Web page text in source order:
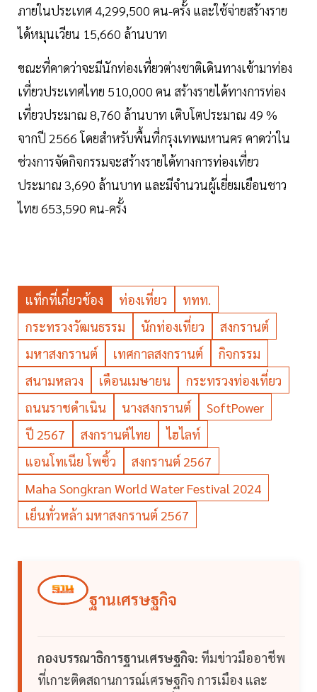
ภายในประเทศ 4,299,500 คน-ครั้ง และใช้จ่ายสร้างราย
ได้หมุนเวียน 15,660 ล้านบาท
ขณะที่คาดว่าจะมีนักท่องเที่ยวต่างชาติเดินทางเข้ามาท่อง
เที่ยวประเทศไทย 510,000 คน สร้างรายได้ทางการท่อง
เที่ยวประมาณ 8,760 ล้านบาท เติบโตประมาณ 49 %
จากปี 2566 โดยสำหรับพื้นที่กรุงเทพมหานคร คาดว่าใน
ช่วงการจัดกิจกรรมจะสร้างรายได้ทางการท่องเที่ยว
ประมาณ 3,690 ล้านบาท และมีจำนวนผู้เยี่ยมเยือนชาว
ไทย 653,590 คน-ครั้ง
แท็กที่เกี่ยวข้อง ท่องเที่ยว
ททท.
กระทรวงวัฒนธรรม
นักท่องเที่ยว
สงกรานต์
มหาสงกรานต์
เทศกาลสงกรานต์
กิจกรรม
สนามหลวง
เดือนเมษายน
กระทรวงท่องเที่ยว
ถนนราชดำเนิน
นางสงกรานต์
SoftPower
ปี 2567
สงกรานต์ไทย
ไฮไลท์
แอนโทเนีย โพซิ้ว
สงกรานต์ 2567
Maha Songkran World Water Festival 2024
เย็นทั่วหล้า มหาสงกรานต์ 2567
ฐานเศรษฐกิจ
กองบรรณาธิการฐานเศรษฐกิจ: ทีมข่าวมืออาชีพ
ที่เกาะติดสถานการณ์เศรษฐกิจ การเมือง และ